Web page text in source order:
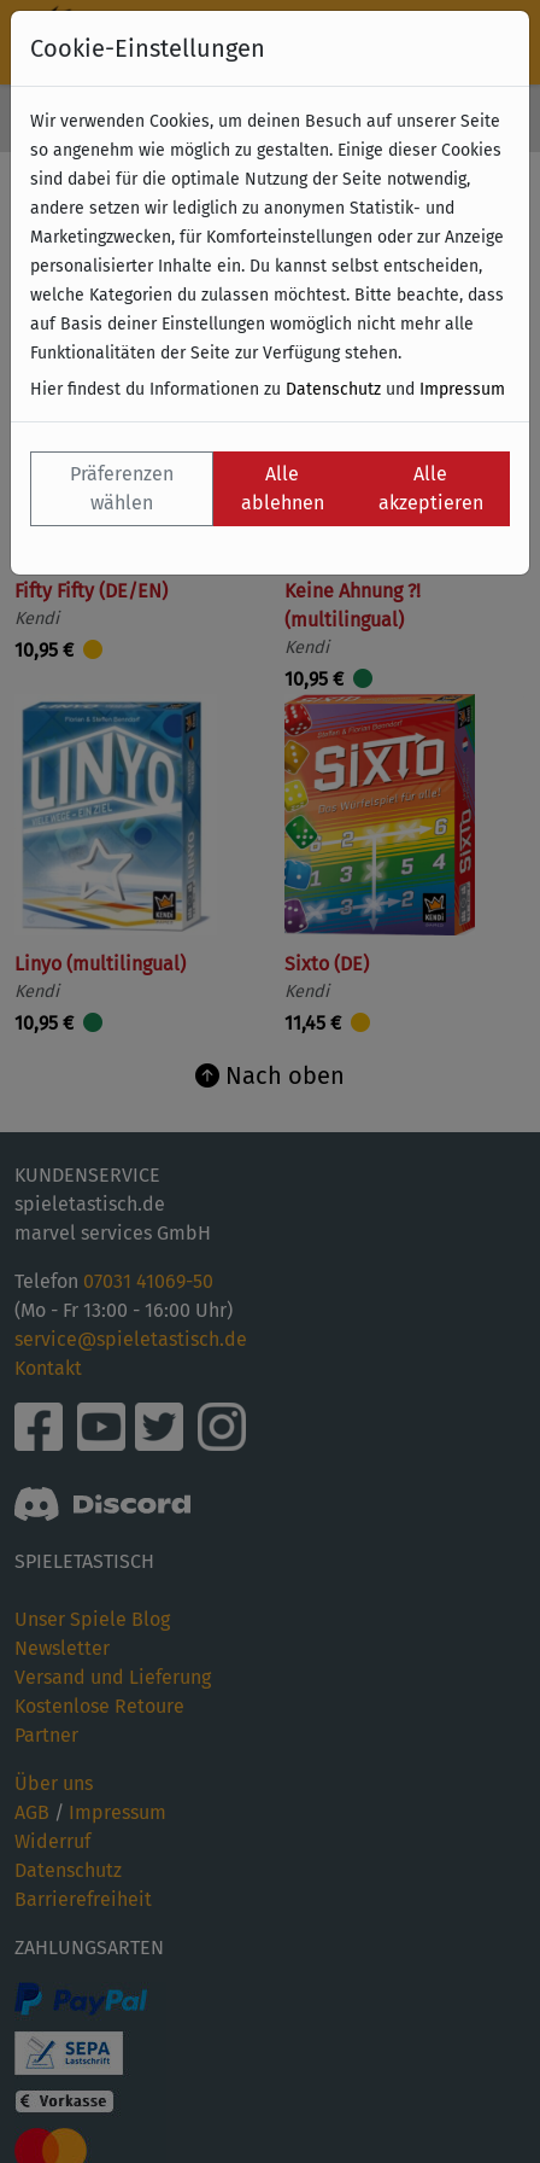
Kostenloser Versand & Retoure ab 49 € (innerhalb Deutschlands)
Filter anzeigen
Name
Fifty Fifty (DE/EN)
Kendi
10,95 €
Keine Ahnung ?!
(multilingual)
Kendi
10,95 €
Linyo (multilingual)
Kendi
10,95 €
Sixto (DE)
Kendi
11,45 €
Nach oben
KUNDENSERVICE
spieletastisch.de
marvel services GmbH
Telefon 07031 41069-50
(Mo - Fr 13:00 - 16:00 Uhr)
service@spieletastisch.de
Kontakt
SPIELETASTISCH
Unser Spiele Blog
Newsletter
Versand und Lieferung
Kostenlose Retoure
Partner
Über uns
AGB / Impressum
Widerruf
Datenschutz
Barrierefreiheit
ZAHLUNGSARTEN
Cookie-Einstellungen
Wir verwenden Cookies, um deinen Besuch auf unserer Seite
so angenehm wie möglich zu gestalten. Einige dieser Cookies
sind dabei für die optimale Nutzung der Seite notwendig,
andere setzen wir lediglich zu anonymen Statistik- und
Marketingzwecken, für Komforteinstellungen oder zur Anzeige
personalisierter Inhalte ein. Du kannst selbst entscheiden,
welche Kategorien du zulassen möchtest. Bitte beachte, dass
auf Basis deiner Einstellungen womöglich nicht mehr alle
Funktionalitäten der Seite zur Verfügung stehen.
Hier findest du Informationen zu Datenschutz und Impressum
Präferenzen
wählen
Alle
ablehnen
Alle
akzeptieren